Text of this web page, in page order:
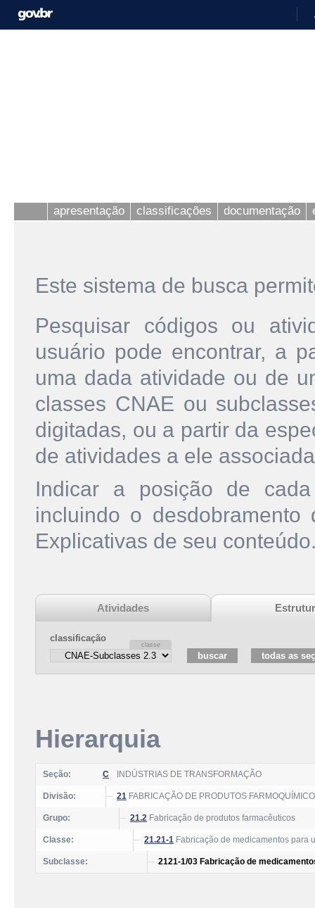
apresentação classificações documentação
Este sistema de busca
Pesquisar códigos ou
usuário pode encontrar, a
uma dada atividade ou de
classes CNAE ou
digitadas, ou a partir da
de atividades a ele
Indicar a posição de
incluindo o
Explicativas de seu
Atividades
classificação
Hierarquia
Seção: C INDÚSTRIAS DE TRANSFORMAÇÃO
Divisão: 21 FABRICAÇÃO DE PRODUTOS
Grupo: 21.2 Fabricação de produtos farmacêuticos
Classe: 21.21-1 Fabricação de medicamentos para
Subclasse: 2121-1/03 Fabricação de